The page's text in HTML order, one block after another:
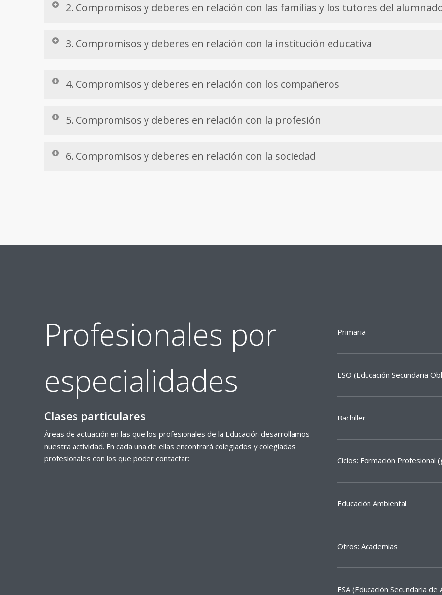
2. Compromisos y deberes en relación con las familias y los tutores del
3. Compromisos y deberes en relación con la institución educativa
4. Compromisos y deberes en relación con los compañeros
5. Compromisos y deberes en relación con la profesión
6. Compromisos y deberes en relación con la sociedad
Profesionales por
especialidades
Clases particulares
Áreas de actuación en las que los profesionales de la Educación desarrollamos
nuestra actividad. En cada una de ellas encontrará colegiados y colegiadas
profesionales con los que poder contactar:
Primaria
ESO (Educación Secundaria
Bachiller
Ciclos: Formación
Educación Ambiental
Otros: Academias
ESA (Educación Secundaria de